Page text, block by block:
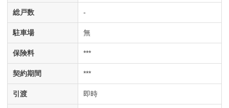
総戸数 -
駐車場 無
保険料 ***
契約期間 ***
引渡 即時